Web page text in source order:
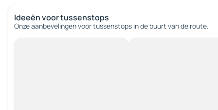
Ideeën voor tussenstops
Onze aanbevelingen voor tussenstops in de buurt van de route.